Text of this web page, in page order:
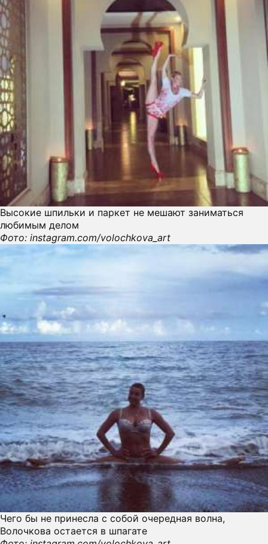
Высокие шпильки и паркет не мешают заниматься
любимым делом
Фото: instagram.com/volochkova_art
Чего бы не принесла с собой очередная волна,
Волочкова остается в шпагате